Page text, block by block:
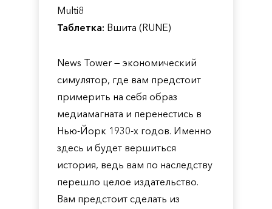
Multi8
Таблетка: Вшита (RUNE)
News Tower — экономический
симулятор, где вам предстоит
примерить на себя образ
медиамагната и перенестись в
Нью-Йорк 1930-х годов. Именно
здесь и будет вершиться
история, ведь вам по наследству
перешло целое издательство.
Вам предстоит сделать из